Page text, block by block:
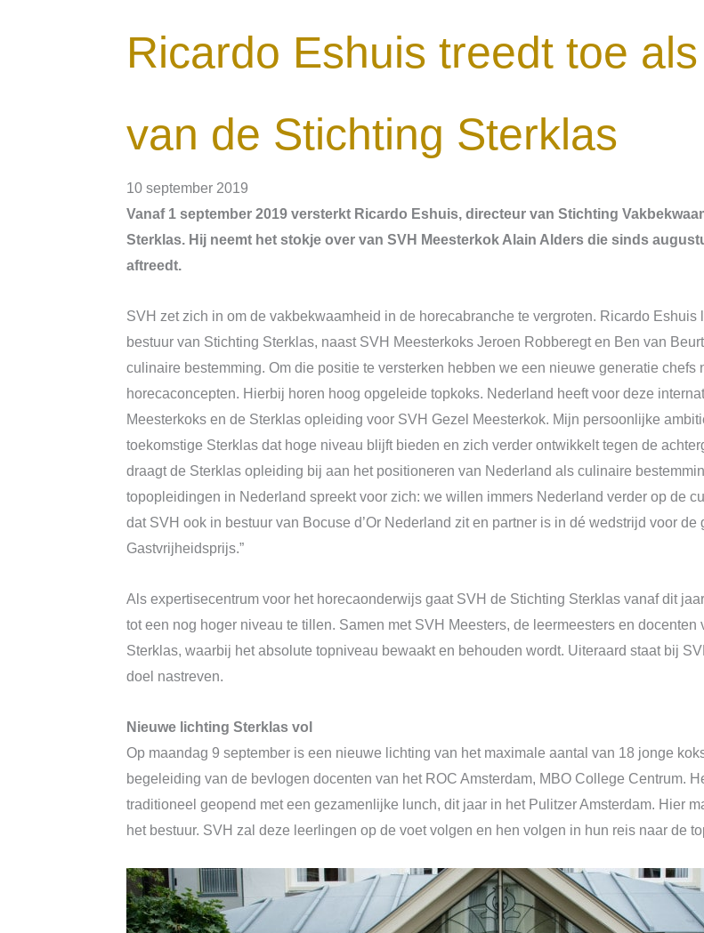
Ricardo Eshuis treedt toe
van de Stichting Sterklas
10 september 2019
Vanaf 1 september 2019 versterkt Ricardo Eshuis, directeur van Stichting
Sterklas. Hij neemt het stokje over van SVH Meesterkok Alain Alders die sinds
aftreedt.
SVH zet zich in om de vakbekwaamheid in de horecabranche te vergroten. Ricardo
bestuur van Stichting Sterklas, naast SVH Meesterkoks Jeroen Robberegt en Ben van
culinaire bestemming. Om die positie te versterken hebben we een nieuwe generatie
horecaconcepten. Hierbij horen hoog opgeleide topkoks. Nederland heeft voor deze
Meesterkoks en de Sterklas opleiding voor SVH Gezel Meesterkok. Mijn persoonlijke
toekomstige Sterklas dat hoge niveau blijft bieden en zich verder ontwikkelt tegen de
draagt de Sterklas opleiding bij aan het positioneren van Nederland als culinaire
topopleidingen in Nederland spreekt voor zich: we willen immers Nederland verder op de
dat SVH ook in bestuur van Bocuse d’Or Nederland zit en partner is in dé wedstrijd voor
Gastvrijheidsprijs.”
Als expertisecentrum voor het horecaonderwijs gaat SVH de Stichting Sterklas vanaf dit
tot een nog hoger niveau te tillen. Samen met SVH Meesters, de leermeesters en
Sterklas, waarbij het absolute topniveau bewaakt en behouden wordt. Uiteraard staat bij
doel nastreven.
Nieuwe lichting Sterklas vol
Op maandag 9 september is een nieuwe lichting van het maximale aantal van 18 jonge
begeleiding van de bevlogen docenten van het ROC Amsterdam, MBO College Centrum.
traditioneel geopend met een gezamenlijke lunch, dit jaar in het Pulitzer Amsterdam. Hier
het bestuur. SVH zal deze leerlingen op de voet volgen en hen volgen in hun reis naar de